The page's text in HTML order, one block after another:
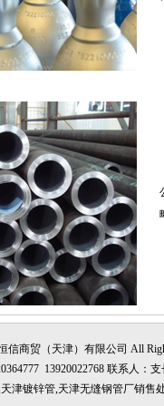
信商贸（天津）有限公司 All
13920022768 联系人：
津镀锌管,天津无缝钢管厂销售